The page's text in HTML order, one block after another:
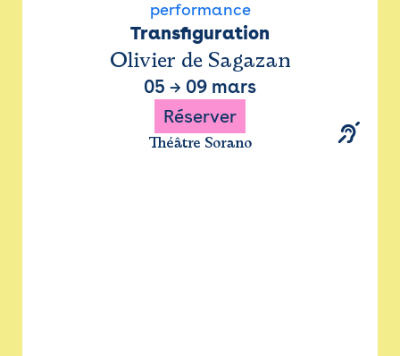
performance
Transfiguration
Olivier de Sagazan
05 → 09 mars
Réserver
Théâtre Sorano